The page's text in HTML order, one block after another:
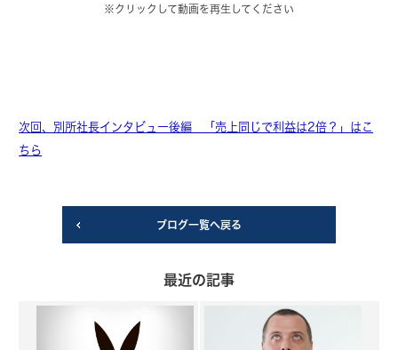
※クリックして動画を再生してください
次回、別所社長インタビュー後編 「売上同じで利益は2倍？」はこ
ちら
ブログ一覧へ戻る
最近の記事